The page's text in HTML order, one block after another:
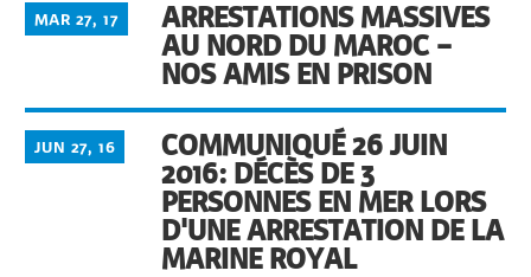
ARRESTATIONS MASSIVES
AU NORD DU MAROC –
NOS AMIS EN PRISON
MAR 27, 17
COMMUNIQUÉ 26 JUIN
2016: DÉCÈS DE 3
PERSONNES EN MER LORS
D'UNE ARRESTATION DE LA
MARINE ROYAL
JUN 27, 16